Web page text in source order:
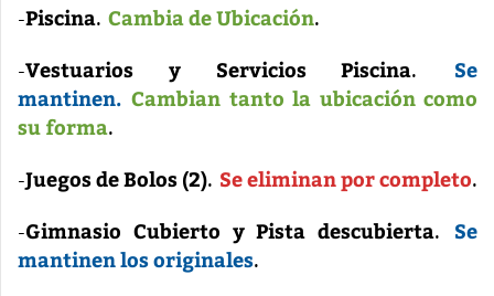
-Piscina. Cambia de Ubicación.
-Vestuarios y Servicios Piscina.
Se
mantinen. Cambian tanto la ubicación como
su forma.
-Juegos de Bolos (2). Se eliminan por completo.
-Gimnasio Cubierto y Pista descubierta.
Se
mantinen los originales.